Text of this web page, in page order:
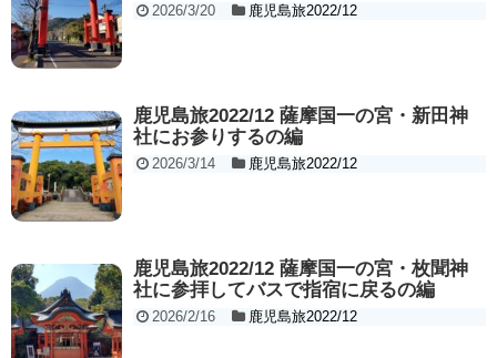
2026/3/20 鹿児島旅2022/12
鹿児島旅2022/12 薩摩国一の宮・新田神
社にお参りするの編
2026/3/14 鹿児島旅2022/12
鹿児島旅2022/12 薩摩国一の宮・枚聞神
社に参拝してバスで指宿に戻るの編
2026/2/16 鹿児島旅2022/12